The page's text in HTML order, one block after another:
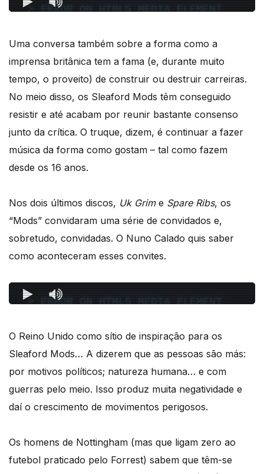
Uma conversa também sobre a forma como a
imprensa britânica tem a fama (e, durante muito
tempo, o proveito) de construir ou destruir carreiras.
No meio disso, os Sleaford Mods têm conseguido
resistir e até acabam por reunir bastante consenso
junto da crítica. O truque, dizem, é continuar a fazer
música da forma como gostam – tal como fazem
desde os 16 anos.
Nos dois últimos discos, Uk Grim e Spare Ribs, os
“Mods” convidaram uma série de convidados e,
sobretudo, convidadas. O Nuno Calado quis saber
como aconteceram esses convites.
O Reino Unido como sítio de inspiração para os
Sleaford Mods… A dizerem que as pessoas são más:
por motivos políticos; natureza humana… e com
guerras pelo meio. Isso produz muita negatividade e
daí o crescimento de movimentos perigosos.
Os homens de Nottingham (mas que ligam zero ao
futebol praticado pelo Forrest) sabem que têm-se